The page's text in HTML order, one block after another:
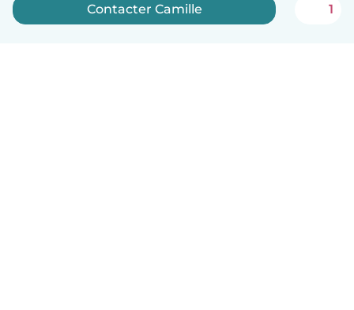
Contacter Camille 1